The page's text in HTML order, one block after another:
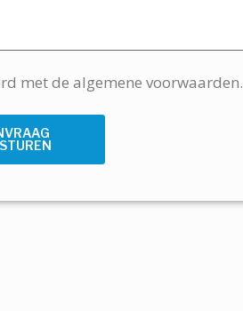
met de algemene voorwaarden.